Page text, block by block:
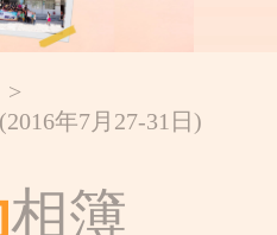
>
年7月27-31日)
相簿